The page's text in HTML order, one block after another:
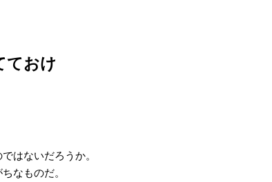
ておけ
はないだろうか。
なものだ。